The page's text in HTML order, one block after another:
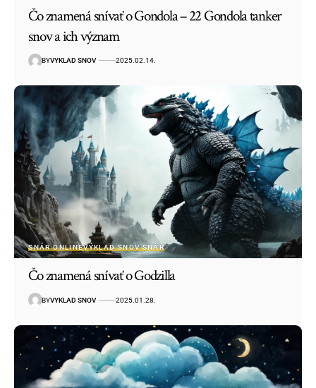
Čo znamená snívať o Gondola – 22 Gondola tanker
snov a ich význam
BYVYKLAD SNOV 2025.02.14.
SNÁR ONLINEVÝKLAD SNOV SNÁŘ
Čo znamená snívať o Godzilla
BYVYKLAD SNOV 2025.01.28.